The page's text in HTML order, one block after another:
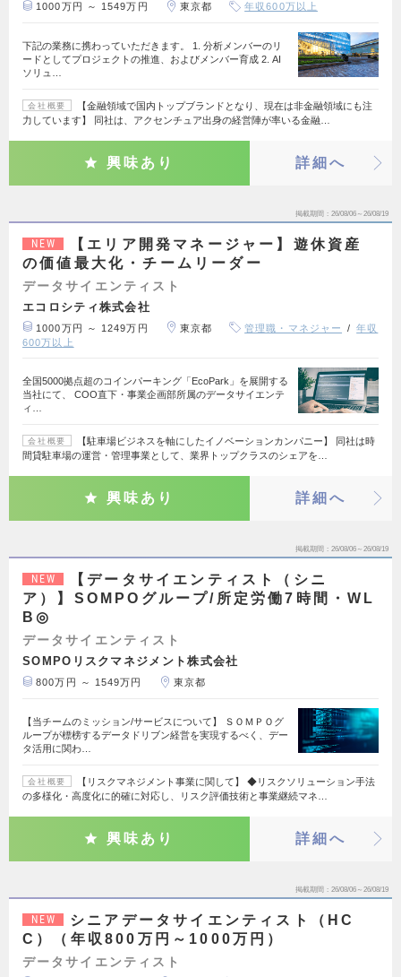
1000万円 ～ 1549万円 東京都 年収600万以上
下記の業務に携わっていただきます。 1. 分析メンバーのリ
ードとしてプロジェクトの推進、およびメンバー育成 2. AI
ソリュ…
会社概要
【金融領域で国内トップブランドとなり、現在は非金融領域にも注
力しています】 同社は、アクセンチュア出身の経営陣が率いる金融…
興味あり 詳細へ
掲載期間 26/08/06～26/08/19
NEW
【エリア開発マネージャー】遊休資産
の価値最大化・チームリーダー
データサイエンティスト
エコロシティ株式会社
1000万円 ～ 1249万円 東京都 管理職・マネジャー
年収
600万以上
全国5000拠点超のコインパーキング「EcoPark」を展開する
当社にて、 COO直下・事業企画部所属のデータサイエンテ
ィ…
会社概要
【駐車場ビジネスを軸にしたイノベーションカンパニー】 同社は時
間貸駐車場の運営・管理事業として、業界トップクラスのシェアを…
興味あり 詳細へ
掲載期間 26/08/06～26/08/19
NEW
【データサイエンティスト（シニ
ア）】SOMPOグループ/所定労働7時間・WL
B◎
データサイエンティスト
SOMPOリスクマネジメント株式会社
800万円 ～ 1549万円 東京都
【当チームのミッション/サービスについて】 ＳＯＭＰＯグ
ループが標榜するデータドリブン経営を実現するべく、デー
タ活用に関わ…
会社概要
【リスクマネジメント事業に関して】 ◆リスクソリューション手法
の多様化・高度化に的確に対応し、リスク評価技術と事業継続マネ…
興味あり 詳細へ
掲載期間 26/08/06～26/08/19
NEW
シニアデータサイエンティスト（HC
C）（年収800万円～1000万円）
データサイエンティスト